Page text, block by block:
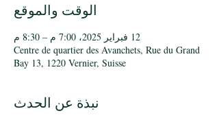
الوقت والموقع
12 فبراير 2025، 7:00 م – 8:30 م
Centre de quartier des Avanchets, Rue du Grand
Bay 13, 1220 Vernier, Suisse
نبذة عن الحدث